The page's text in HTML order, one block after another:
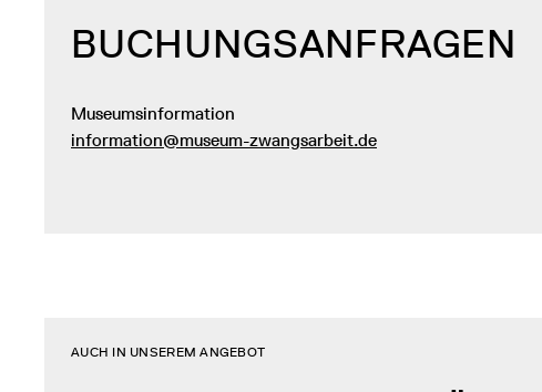
BUCHUNGSANFRAGEN
Museumsinformation
information@museum-zwangsarbeit.de
AUCH IN UNSEREM ANGEBOT